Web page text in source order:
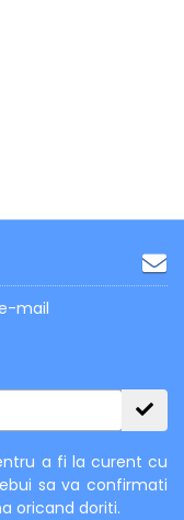
mail
a fi la curent cu
sa va confirmati
oricand doriti.